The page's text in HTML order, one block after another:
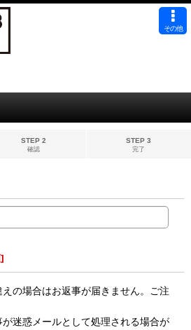
その他
STEP 2
確認
STEP 3
完了
]
の場合はお返事が届きません。ご注
迷惑メールとして処理される場合が